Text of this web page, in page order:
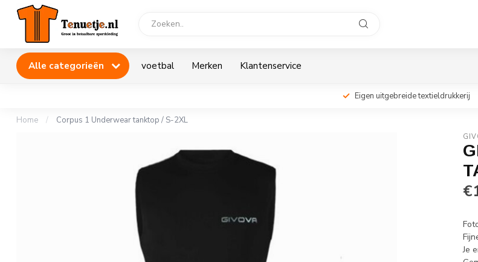
Alle categorieën voetbal Merken Klantenservice
Eigen uitgebreide textieldrukkerij
Home / Corpus 1 Underwear tanktop / S-2XL
Je